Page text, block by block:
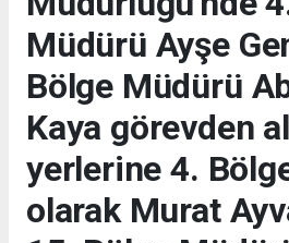
Müdürü Ayşe
Bölge Müdürü
Kaya görevden
yerlerine 4.
olarak Murat